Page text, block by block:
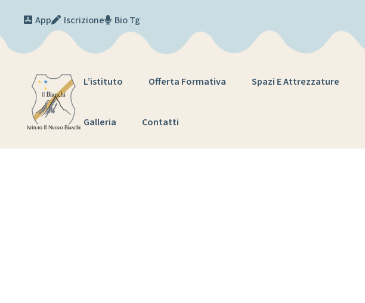
App
Iscrizione Bio Tg
L’istituto Offerta Formativa Spazi E Attrezzature
Galleria Contatti